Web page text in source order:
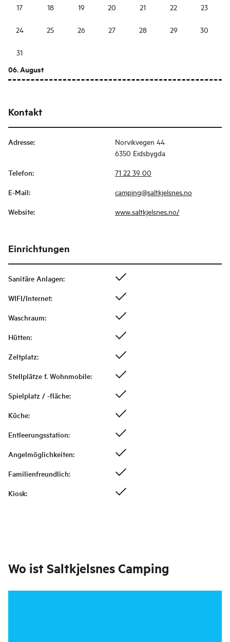
17 18 19 20 21 22 23
24 25 26 27 28 29 30
31
06. August
Kontakt
Adresse:
Norvikvegen 44
6350 Eidsbygda
Telefon: 71 22 39 00
E-Mail: camping@saltkjelsnes.no
Website: www.saltkjelsnes.no/
Einrichtungen
Sanitäre Anlagen:
WIFI/Internet:
Waschraum:
Hütten:
Zeltplatz:
Stellplätze f. Wohnmobile:
Spielplatz / -fläche:
Küche:
Entleerungsstation:
Angelmöglichkeiten:
Familienfreundlich:
Kiosk:
Wo ist Saltkjelsnes Camping